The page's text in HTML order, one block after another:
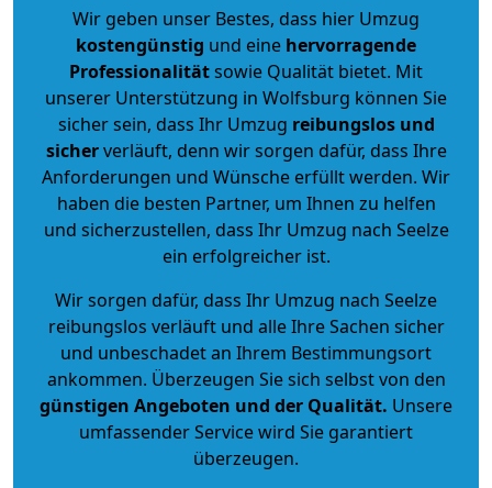
Wir geben unser Bestes, dass hier Umzug
kostengünstig und eine hervorragende
Professionalitätsowie Qualität bietet. Mit
unserer Unterstützung in Wolfsburg können Sie
sicher sein, dass Ihr Umzug reibungslos und
sicherverläuft, denn wir sorgen dafür, dass Ihre
Anforderungen und Wünsche erfüllt werden. Wir
haben die besten Partner, um Ihnen zu helfen
und sicherzustellen, dass Ihr Umzug nach Seelze
ein erfolgreicher ist.
Wir sorgen dafür, dass Ihr Umzug nach Seelze
reibungslos verläuft und alle Ihre Sachen sicher
und unbeschadet an Ihrem Bestimmungsort
ankommen. Überzeugen Sie sich selbst von den
günstigen Angeboten und der Qualität. Unsere
umfassender Service wird Sie garantiert
überzeugen.